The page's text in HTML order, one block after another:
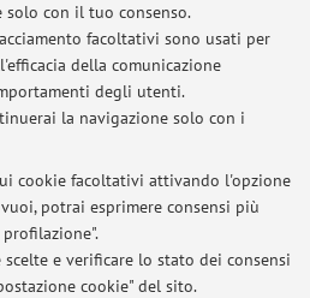
con il tuo consenso.
facoltativi sono usati per
della comunicazione
degli utenti.
la navigazione solo con i
cookie facoltativi attivando l'opzione
potrai esprimere consensi più
e verificare lo stato dei consensi
cookie" del sito.
di Bologna
-
Vai alla mappa
avvisi
sono presenti avvisi.